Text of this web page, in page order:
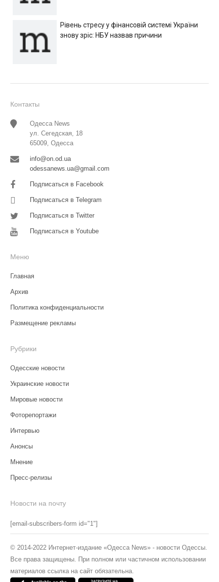
Рівень стресу у фінансовій системі України
знову зріс: НБУ назвав причини
Контакты
Одесса News
ул. Сегедская, 18
65009, Одесса
info@on.od.ua
odessanews.ua@gmail.com
Подписаться в Facebook
Подписаться в Telegram
Подписаться в Twitter
Подписаться в Youtube
Меню
Главная
Архив
Политика конфиденциальности
Размещение рекламы
Рубрики
Одесские новости
Украинские новости
Мировые новости
Фоторепортажи
Интервью
Анонсы
Мнение
Пресс-релизы
Новости на почту
[email-subscribers-form id="1"]
© 2014-2022 Интернет-издание «Одесса News» - новости Одессы.
Все права защищены. При полном или частичном использовании
материалов ссылка на сайт обязательна.